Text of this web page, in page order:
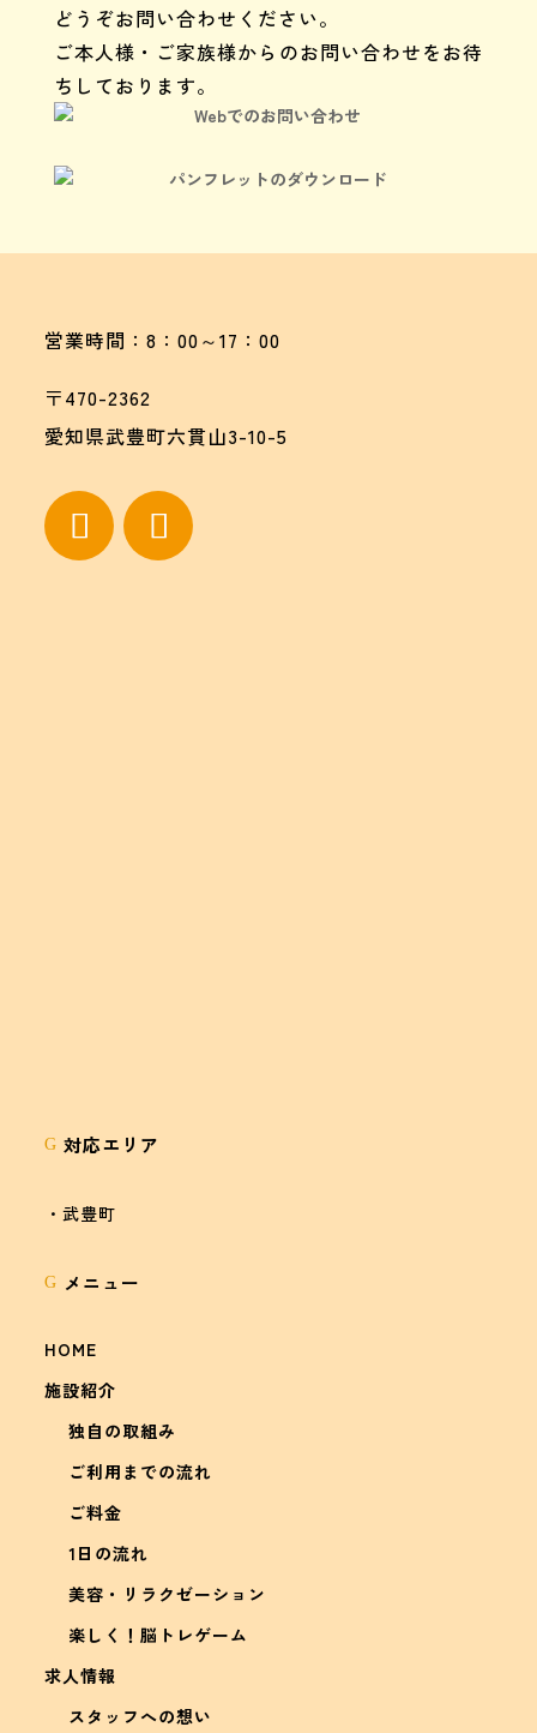
どうぞお問い合わせください。
ご本人様・ご家族様からのお問い合わせをお待
ちしております。
営業時間：8：00～17：00
〒470-2362
愛知県武豊町六貫山3-10-5
G 対応エリア
・武豊町
G メニュー
HOME
施設紹介
独自の取組み
ご利用までの流れ
ご料金
1日の流れ
美容・リラクゼーション
楽しく！脳トレゲーム
求人情報
スタッフへの想い